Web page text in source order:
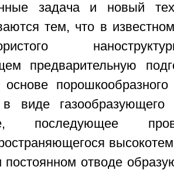
задача и новый
тем, что в
предварительную
в виде газообразующего
последующее
отводе